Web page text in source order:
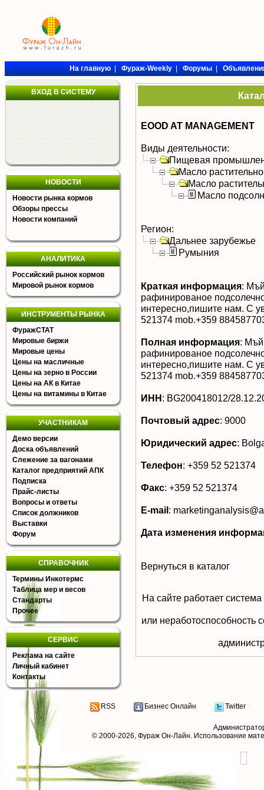
На главную|Фураж-Weekly|Форумы|
ВХОД В СИСТЕМУ
НОВОСТИ
Новости рынка кормов
Обзоры прессы
Новости компаний
АНАЛИТИКА
Российский рынок кормов
Мировой рынок кормов
ИНСТРУМЕНТЫ РЫНКА
ФуражСТАТ
Мировые биржи
Мировые цены
Цены на масличные
Цены на зерно в России
Цены на АК в Китае
Цены на витамины в Китае
УЧАСТНИКАМ
Демо версии
Доска объявлений
Слежение за вагонами
Каталог предприятий АПК
Подписка
Прайс-листы
Вопросы и ответы
Список должников
Выставки
Форум
СПРАВОЧНИК
Термины Инкотермс
Таблица мер и весов
Стандарты
Прочее
СЕРВИС
Реклама на сайте
Личный кабинет
Контакты
EOOD AT MANAGEMENT
Виды деятельности:
Пищевая
Масло
Масло
Масло
Регион:
Дальнее зарубежье
Румыния
Краткая информация:
рафинированое
интересно,пишите нам. С
521374 mob.+359
Полная информация: Мъй
рафинированое
интересно,пишите нам. С
521374 mob.+359
ИНН: BG200418012/
Почтовый адрес: 9000
Юридический адрес:
Телефон: +359 52 521374
Факс: +359 52 521374
E-mail:
Дата изменения
Вернуться в каталог
На сайте работает
или неработоспособность
RSS Бизнес Онлайн Twitter
© 2000-2026, Фураж Он-Лайн. Использование